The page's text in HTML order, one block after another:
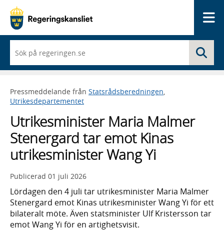
du
börjar
skriva
framträder
en
med
sökförslag
Pressmeddelande från Statsrådsberedningen,
Utrikesdepartementet
Utrikesminister Maria Malmer
Stenergard tar emot Kinas
utrikesminister Wang Yi
Publicerad 01 juli 2026
Lördagen den 4 juli tar utrikesminister Maria Malmer
Stenergard emot Kinas utrikesminister Wang Yi för ett
bilateralt möte. Även statsminister Ulf Kristersson tar
emot Wang Yi för en artighetsvisit.